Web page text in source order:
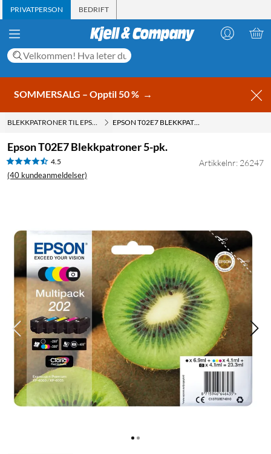
PRIVATPERSON BEDRIFT
SOMMERSALG – Opptil 50 % →
BLEKKPATRONER TIL EPSON EPSON T02E7 BLEKKPATRONER 5-PK.
Epson T02E7 Blekkpatroner 5-pk.
4.5
(40 kundeanmeldelser)
Artikkelnr: 26247